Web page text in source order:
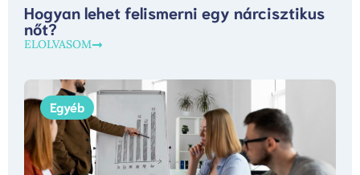
Hogyan lehet felismerni egy nárcisztikus
nőt?
ELOLVASOM
Egyéb